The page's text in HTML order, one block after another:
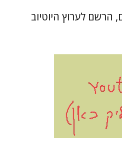
הרשם לערוץ היוטיוב